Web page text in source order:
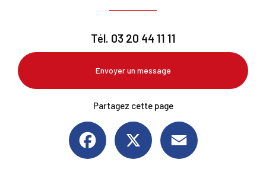
Tél. 03 20 44 11 11
Envoyer un message
Partagez cette page
Facebook